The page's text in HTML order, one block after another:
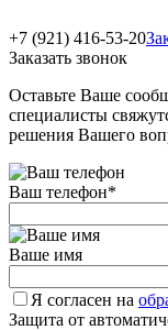
+7 (921) 416-53-20
Заказать звонок
Оставьте Ваше
специалисты
решения Вашего
Ваш телефон*
Ваше имя
Я согласен на
Защита от